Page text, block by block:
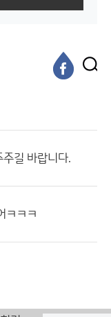
길 바랍니다.
ㅋㅋㅋ